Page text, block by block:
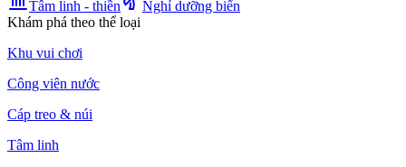
Tâm linh - thiền
Nghỉ dưỡng biển
Khám phá theo thể loại
Khu vui chơi
Công viên nước
Cáp treo & núi
Tâm linh